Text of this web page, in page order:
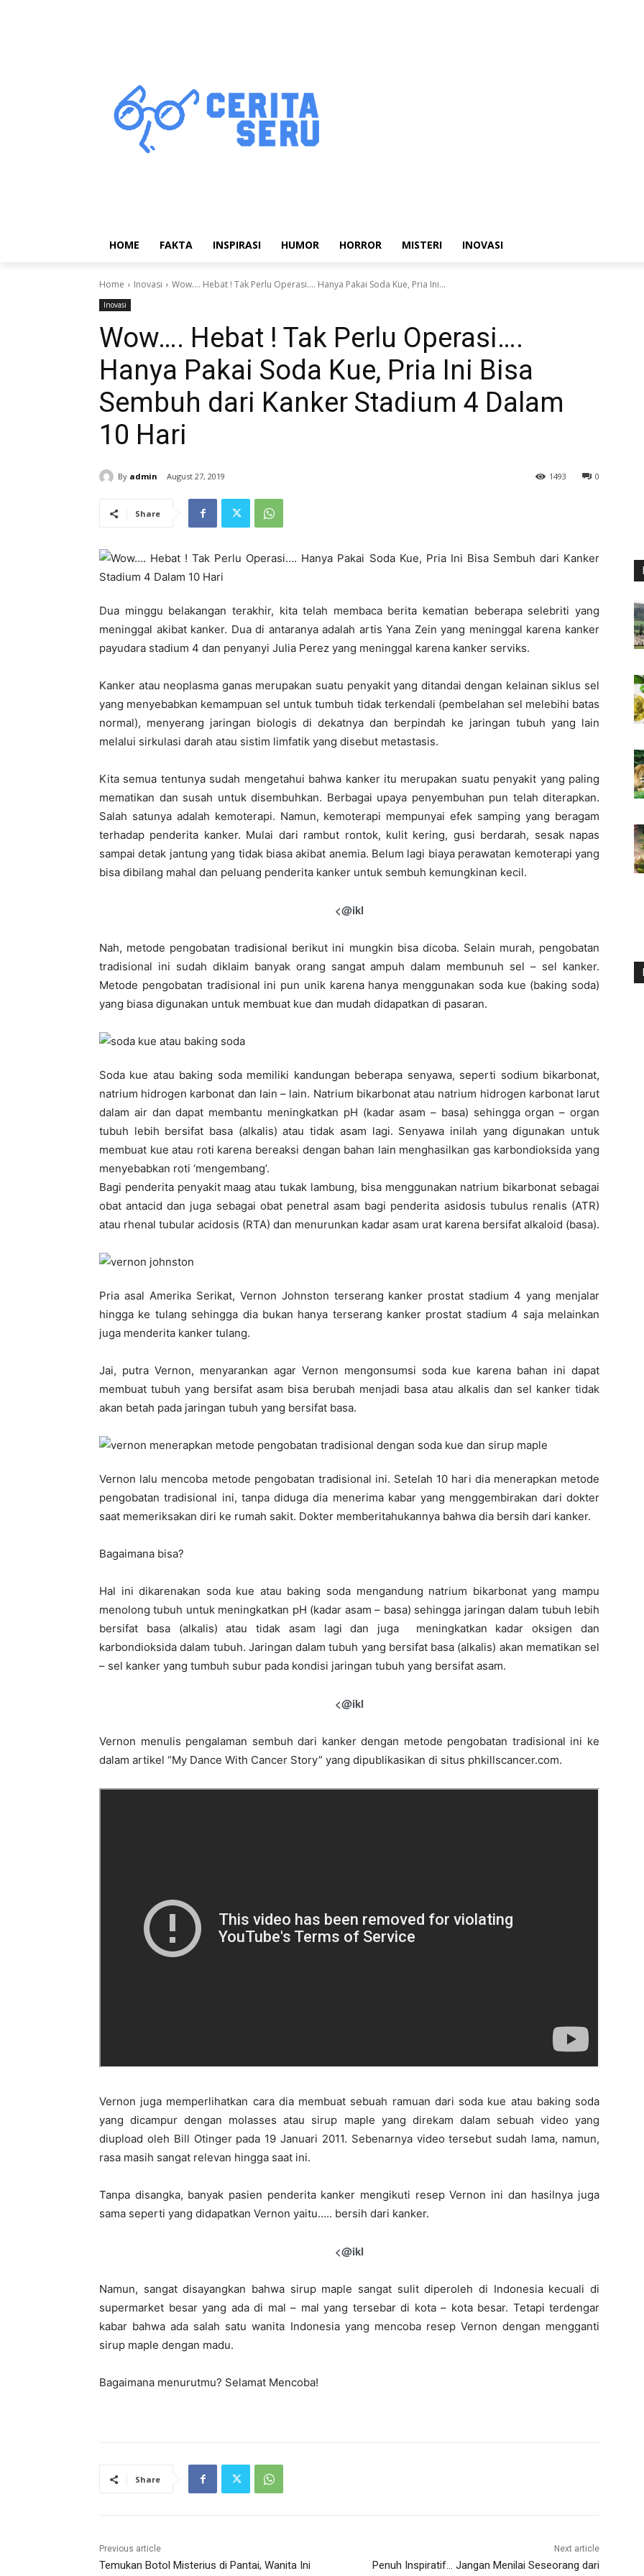
HOME FAKTA INSPIRASI HUMOR HORROR MISTERI INOVASI
Home Inovasi Wow…. Hebat ! Tak Perlu Operasi…. Hanya Pakai Soda Kue, Pria Ini...
Inovasi
Wow…. Hebat ! Tak Perlu Operasi….
Hanya Pakai Soda Kue, Pria Ini Bisa
Sembuh dari Kanker Stadium 4 Dalam
10 Hari
By admin August 27, 2019 0
1493
Share
Dua minggu belakangan terakhir, kita telah membaca berita kematian beberapa selebriti yang
meninggal akibat kanker. Dua di antaranya adalah artis Yana Zein yang meninggal karena kanker
payudara stadium 4 dan penyanyi Julia Perez yang meninggal karena kanker serviks.
Kanker atau neoplasma ganas merupakan suatu penyakit yang ditandai dengan kelainan siklus sel
yang menyebabkan kemampuan sel untuk tumbuh tidak terkendali (pembelahan sel melebihi batas
normal), menyerang jaringan biologis di dekatnya dan berpindah ke jaringan tubuh yang lain
melalui sirkulasi darah atau sistim limfatik yang disebut metastasis.
Kita semua tentunya sudah mengetahui bahwa kanker itu merupakan suatu penyakit yang paling
mematikan dan susah untuk disembuhkan. Berbagai upaya penyembuhan pun telah diterapkan.
Salah satunya adalah kemoterapi. Namun, kemoterapi mempunyai efek samping yang beragam
terhadap penderita kanker. Mulai dari rambut rontok, kulit kering, gusi berdarah, sesak napas
sampai detak jantung yang tidak biasa akibat anemia. Belum lagi biaya perawatan kemoterapi yang
bisa dibilang mahal dan peluang penderita kanker untuk sembuh kemungkinan kecil.
<@ikl
Nah, metode pengobatan tradisional berikut ini mungkin bisa dicoba. Selain murah, pengobatan
tradisional ini sudah diklaim banyak orang sangat ampuh dalam membunuh sel – sel kanker.
Metode pengobatan tradisional ini pun unik karena hanya menggunakan soda kue (baking soda)
yang biasa digunakan untuk membuat kue dan mudah didapatkan di pasaran.
Soda kue atau baking soda memiliki kandungan beberapa senyawa, seperti sodium bikarbonat,
natrium hidrogen karbonat dan lain – lain. Natrium bikarbonat atau natrium hidrogen karbonat larut
dalam air dan dapat membantu meningkatkan pH (kadar asam – basa) sehingga organ – organ
tubuh lebih bersifat basa (alkalis) atau tidak asam lagi. Senyawa inilah yang digunakan untuk
membuat kue atau roti karena bereaksi dengan bahan lain menghasilkan gas karbondioksida yang
menyebabkan roti ‘mengembang’.
Bagi penderita penyakit maag atau tukak lambung, bisa menggunakan natrium bikarbonat sebagai
obat antacid dan juga sebagai obat penetral asam bagi penderita asidosis tubulus renalis (ATR)
atau rhenal tubular acidosis (RTA) dan menurunkan kadar asam urat karena bersifat alkaloid (basa).
Pria asal Amerika Serikat, Vernon Johnston terserang kanker prostat stadium 4 yang menjalar
hingga ke tulang sehingga dia bukan hanya terserang kanker prostat stadium 4 saja melainkan
juga menderita kanker tulang.
Jai, putra Vernon, menyarankan agar Vernon mengonsumsi soda kue karena bahan ini dapat
membuat tubuh yang bersifat asam bisa berubah menjadi basa atau alkalis dan sel kanker tidak
akan betah pada jaringan tubuh yang bersifat basa.
Vernon lalu mencoba metode pengobatan tradisional ini. Setelah 10 hari dia menerapkan metode
pengobatan tradisional ini, tanpa diduga dia menerima kabar yang menggembirakan dari dokter
saat memeriksakan diri ke rumah sakit. Dokter memberitahukannya bahwa dia bersih dari kanker.
Bagaimana bisa?
Hal ini dikarenakan soda kue atau baking soda mengandung natrium bikarbonat yang mampu
menolong tubuh untuk meningkatkan pH (kadar asam – basa) sehingga jaringan dalam tubuh lebih
bersifat basa (alkalis) atau tidak asam lagi dan juga
meningkatkan kadar oksigen dan
karbondioksida dalam tubuh. Jaringan dalam tubuh yang bersifat basa (alkalis) akan mematikan sel
– sel kanker yang tumbuh subur pada kondisi jaringan tubuh yang bersifat asam.
<@ikl
Vernon menulis pengalaman sembuh dari kanker dengan metode pengobatan tradisional ini ke
dalam artikel “My Dance With Cancer Story” yang dipublikasikan di situs phkillscancer.com.
Vernon juga memperlihatkan cara dia membuat sebuah ramuan dari soda kue atau baking soda
yang dicampur dengan molasses atau sirup maple yang direkam dalam sebuah video yang
diupload oleh Bill Otinger pada 19 Januari 2011. Sebenarnya video tersebut sudah lama, namun,
rasa masih sangat relevan hingga saat ini.
Tanpa disangka, banyak pasien penderita kanker mengikuti resep Vernon ini dan hasilnya juga
sama seperti yang didapatkan Vernon yaitu….. bersih dari kanker.
<@ikl
Namun, sangat disayangkan bahwa sirup maple sangat sulit diperoleh di Indonesia kecuali di
supermarket besar yang ada di mal – mal yang tersebar di kota – kota besar. Tetapi terdengar
kabar bahwa ada salah satu wanita Indonesia yang mencoba resep Vernon dengan mengganti
sirup maple dengan madu.
Bagaimana menurutmu? Selamat Mencoba!
Share
Previous article
Temukan Botol Misterius di Pantai, Wanita Ini
Next article
Penuh Inspiratif… Jangan Menilai Seseorang dari